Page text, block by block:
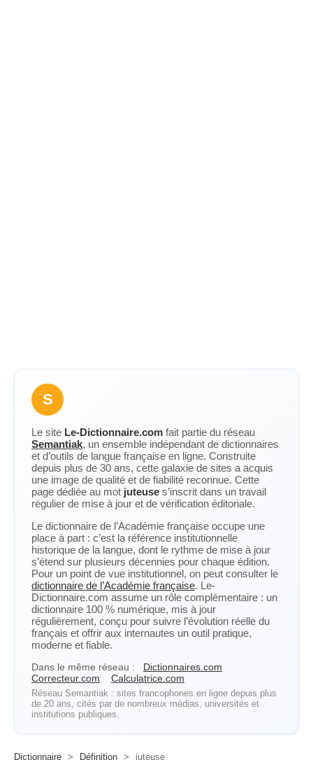
S
Le site Le-Dictionnaire.com fait partie du réseau
Semantiak, un ensemble indépendant de dictionnaires
et d’outils de langue française en ligne. Construite
depuis plus de 30 ans, cette galaxie de sites a acquis
une image de qualité et de fiabilité reconnue. Cette
page dédiée au mot juteuse s’inscrit dans un travail
régulier de mise à jour et de vérification éditoriale.
Le dictionnaire de l’Académie française occupe une
place à part : c’est la référence institutionnelle
historique de la langue, dont le rythme de mise à jour
s’étend sur plusieurs décennies pour chaque édition.
Pour un point de vue institutionnel, on peut consulter le
dictionnaire de l’Académie française. Le-
Dictionnaire.com assume un rôle complémentaire : un
dictionnaire 100 % numérique, mis à jour
régulièrement, conçu pour suivre l’évolution réelle du
français et offrir aux internautes un outil pratique,
moderne et fiable.
Dans le même réseau :
Dictionnaires.com
Correcteur.com
Calculatrice.com
Réseau Semantiak : sites francophones en ligne depuis plus
de 20 ans, cités par de nombreux médias, universités et
institutions publiques.
Dictionnaire > Définition > juteuse